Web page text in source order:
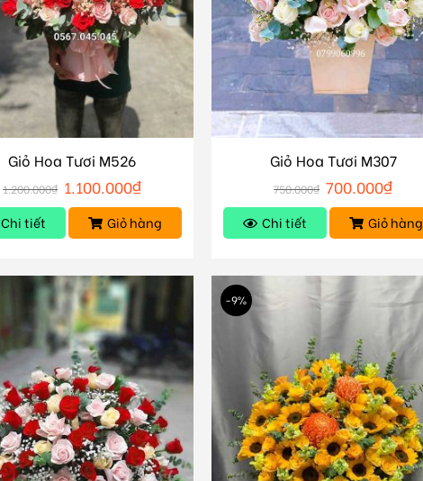
Giỏ Hoa Tươi M526
1.200.000₫ 1.100.000₫
Chi tiết Giỏ hàng
Giỏ Hoa Tươi M307
750.000₫ 700.000₫
Chi tiết Giỏ hàng
-9%